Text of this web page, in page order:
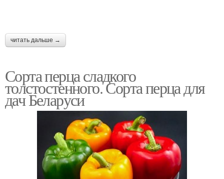
читать дальше →
Сорта перца сладкого
толстостенного. Сорта перца для
дач Беларуси